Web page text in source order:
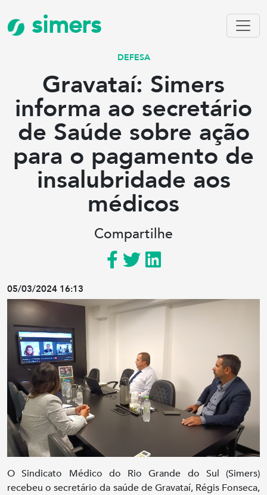
simers
DEFESA
Gravataí: Simers
informa ao secretário
de Saúde sobre ação
para o pagamento de
insalubridade aos
médicos
Compartilhe
05/03/2024 16:13
O Sindicato Médico do Rio Grande do Sul (Simers)
recebeu o secretário da saúde de Gravataí, Régis Fonseca,